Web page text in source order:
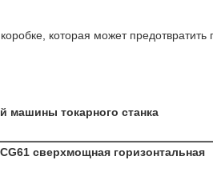
которая может предотвратить
машины токарного станка
сверхмощная горизонтальная